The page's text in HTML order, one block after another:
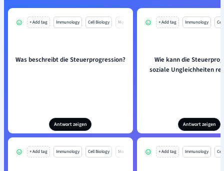
+ Add tag Immunology Cell Biology Mo
Was beschreibt die Steuerprogression?
Antwort zeigen
+ Add tag Immunology
Wie kann die
soziale Ungleichheiten
Antwort zeigen
+ Add tag Immunology Cell Biology Mo + Add tag Immunology